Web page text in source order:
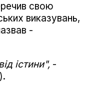
свою
виказувань,
-
істини", -